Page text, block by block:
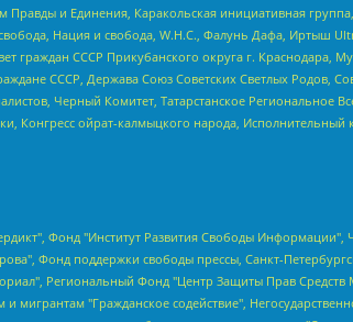
и Единения, Каракольская инициативная
Нация и свобода, W.H.С., Фалунь Дафа, Иртыш
СССР Прикубанского округа г. Краснодара,
СССР, Держава Союз Советских Светлых Родов,
Черный Комитет, Татарстанское Региональное
Конгресс ойрат-калмыцкого народа, Исполнительный
прав призывников, альтернативнослужащих и военнослужащих "Правозащитная группа "Гражданин.Армия.Право", Хисамова Регина Фаритовна, Автономная некоммерческая организация по реализации социально-правовых программ "Лилит", Дальневосточное общественное движение "Маяк", Санкт-Петербургская ЛГБТ-инициативная группа "Выход", Инициативная группа ЛГБТ+ "Реверс", Алексеев Андрей Викторович, Бекбулатова Таисия Львовна, Беляев Иван Михайлович, Владыкина Елена Сергеевна, Гельман Марат Александрович, Никульшина Вероника Юрьевна, Толоконникова Надежда Андреевна, Шендерович Виктор Анатольевич, Общество с ограниченной ответственностью "Данное сообщение", Общество с ограниченной ответственностью Издательский дом "Новая глава", Айнбиндер Александра Александровна, Московский комьюнити-центр для ЛГБТ+инициатив, Благотворительный фонд развития филантропии, Deutsche Welle (Германия, Kurt-Schumacher-Strasse 3, 53113 Bonn), Борзунова Мария Михайловна, Воробьев Виктор Викторович, Голубева Анна Львовна, Константинова Алла Михайловна, Малкова Ирина Владимировна, Мурадов Мурад Абдулгалимович, Осетинская Елизавета Николаевна, Понасенков Евгений Николаевич, Ганапольский Матвей Юрьевич, Киселев Евгений Алексеевич, Борухович Ирина Григорьевна, Дремин Иван Тимофеевич, Дубровский Дмитрий Викторович, Красноярская региональная общественная организация поддержки и развития альтернативных образовательных технологий и межкультурных коммуникаций "ИНТЕРРА", Маяковская Екатерина Алексеевна, Фейгин Марк Захарович, Филимонов Андрей Викторович, Дзугкоева Регина Николаевна, Доброхотов Роман Александрович, Дудь Юрий Александрович, Елкин Сергей Владимирович, Кругликов Кирилл Игоревич, Сабунаева Мария Леонидовна, Семенов Алексей Владимирович, Шаинян Карен Багратович, Шульман Екатерина Михайловна, Асафьев Артур Валерьевич, Вахштайн Виктор Семенович, Венедиктов Алексей Алексеевич, Лушникова Екатерина Евгеньевна, Волков Леонид Михайлович, Невзоров Александр Глебович, Пархоменко Сергей Борисович, Сироткин Ярослав Николаевич, Кара-Мурза Владимир Владимирович, Баранова Наталья Владимировна, Гозман Леонид Яковлевич, Кагарлицкий Борис Юльевич, Климарев Михаил Валерьевич, Милов Владимир Станиславович, Автономная некоммерческая организация Краснодарский центр современного искусства "Типография", Моргенштерн Алишер Тагирович, Соболь Любовь Эдуардовна, Общество с ограниченной ответственностью "ЛИЗА НОРМ", Каспаров Гарри Кимович,